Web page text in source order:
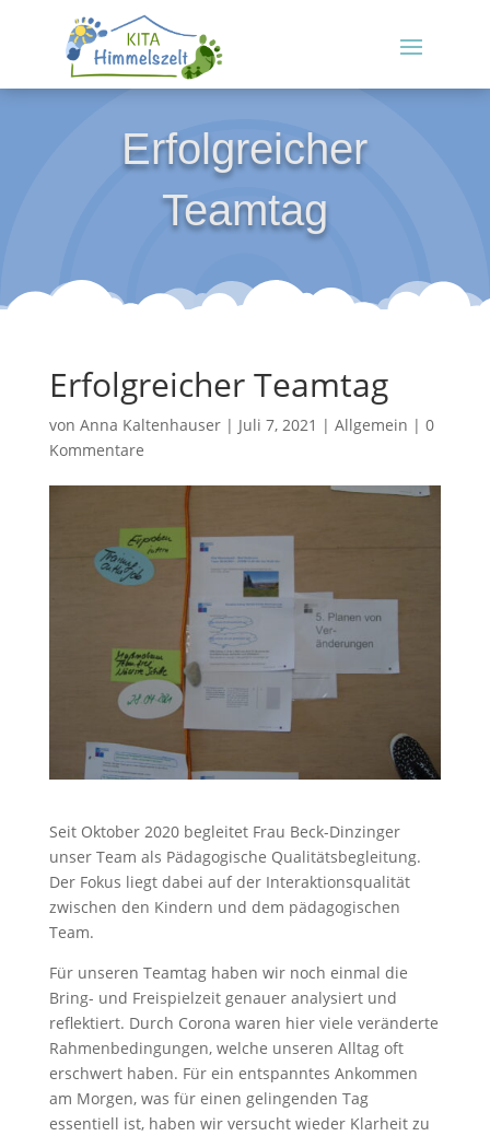
Erfolgreicher
Teamtag
Erfolgreicher Teamtag
von Anna Kaltenhauser| Juli 7, 2021 | Allgemein | 0
Kommentare
Seit Oktober 2020 begleitet Frau Beck-Dinzinger
unser Team als Pädagogische Qualitätsbegleitung.
Der Fokus liegt dabei auf der Interaktionsqualität
zwischen den Kindern und dem pädagogischen
Team.
Für unseren Teamtag haben wir noch einmal die
Bring- und Freispielzeit genauer analysiert und
reflektiert. Durch Corona waren hier viele veränderte
Rahmenbedingungen, welche unseren Alltag oft
erschwert haben. Für ein entspanntes Ankommen
am Morgen, was für einen gelingenden Tag
essentiell ist, haben wir versucht wieder Klarheit zu